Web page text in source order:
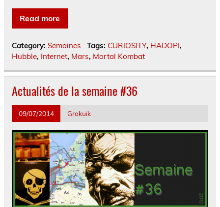
Read more
Category: Semaines Tags: CURIOSITY, HADOPI,
Hubble, Internet, Mars, Mortal Kombat
Actualités de la semaine #36
09/07/2014 Grokuik